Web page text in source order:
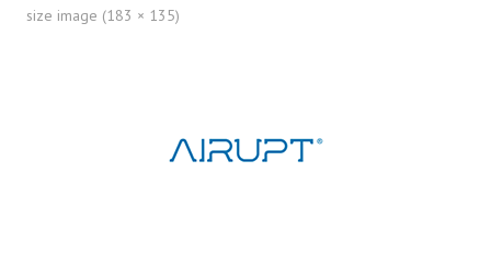
size image (183 × 135)